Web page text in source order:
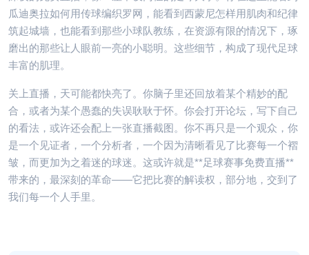
瓜迪奥拉如何用传球编织罗网，能看到西蒙尼怎样用肌肉和纪律
筑起城墙，也能看到那些小球队教练，在资源有限的情况下，琢
磨出的那些让人眼前一亮的小聪明。这些细节，构成了现代足球
丰富的肌理。
关上直播，天可能都快亮了。你脑子里还回放着某个精妙的配
合，或者为某个愚蠢的失误耿耿于怀。你会打开论坛，写下自己
的看法，或许还会配上一张直播截图。你不再只是一个观众，你
是一个见证者，一个分析者，一个因为清晰看见了比赛每一个褶
皱，而更加为之着迷的球迷。这或许就是**足球赛事免费直播**
带来的，最深刻的革命——它把比赛的解读权，部分地，交到了
我们每一个人手里。